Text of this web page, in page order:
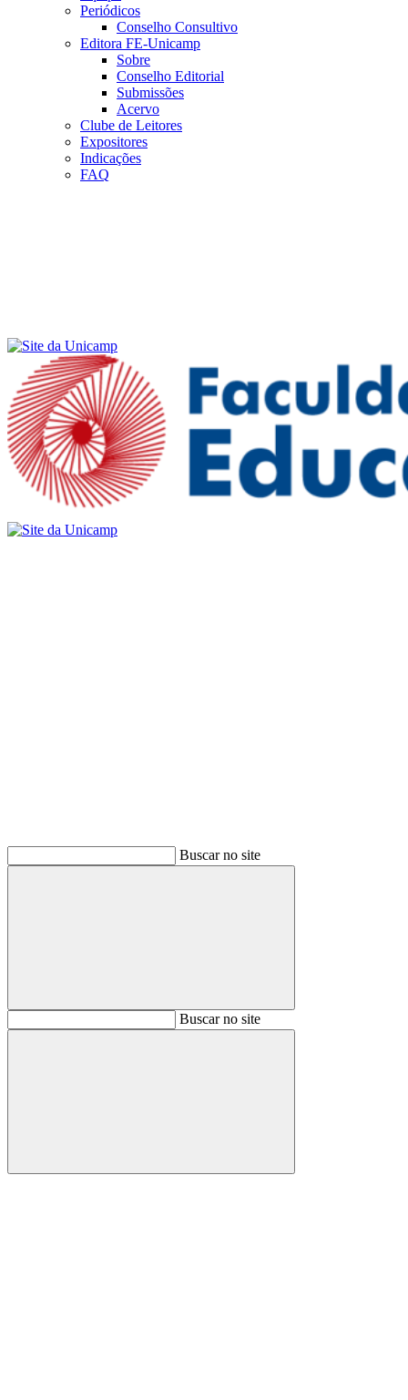
Periódicos
Conselho Consultivo
Editora FE-Unicamp
Sobre
Conselho Editorial
Submissões
Acervo
Clube de Leitores
Expositores
Indicações
FAQ
Buscar no site
BuscarBuscar no site
Buscar